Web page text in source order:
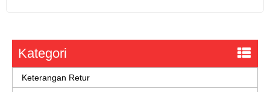
Kategori
Keterangan Retur